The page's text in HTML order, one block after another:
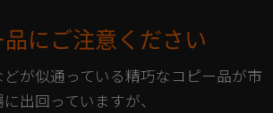
品にご注意ください
が似通っている精巧なコピー品が市
に出回っていますが、